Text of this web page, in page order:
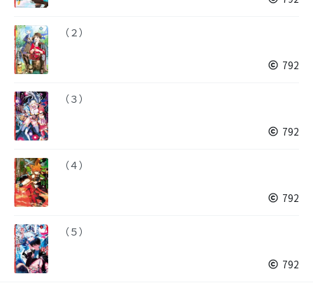
（２）
792
（３）
792
（４）
792
（５）
792